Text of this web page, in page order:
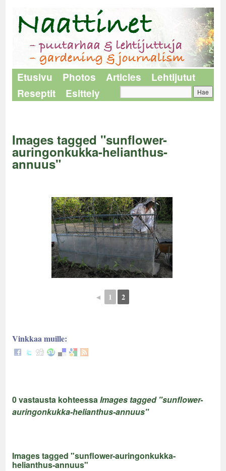
Etusivu Photos Articles
Lehtijutut
Reseptit
Esittely
Images tagged "sunflower-
auringonkukka-helianthus-
annuus"
◄ 1 2
Vinkkaa muille:
0 vastausta kohteessaImages tagged "sunflower-
auringonkukka-helianthus-annuus"
Images tagged "sunflower-auringonkukka-
helianthus-annuus"